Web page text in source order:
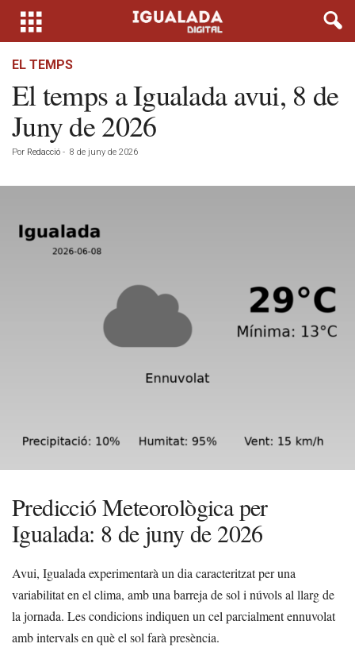
EL TEMPS
El temps a Igualada avui, 8 de
Juny de 2026
Por Redacció - 8 de juny de 2026
Predicció Meteorològica per
Igualada: 8 de juny de 2026
Avui, Igualada experimentarà un dia caracteritzat per una
variabilitat en el clima, amb una barreja de sol i núvols al llarg de
la jornada. Les condicions indiquen un cel parcialment ennuvolat
amb intervals en què el sol farà presència.